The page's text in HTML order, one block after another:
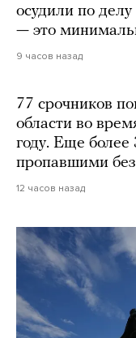
осудили по
— это
9 часов назад
77 срочников
области во
году. Еще более
пропавшими без
12 часов назад